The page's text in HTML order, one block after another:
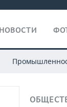
НОВОСТИ